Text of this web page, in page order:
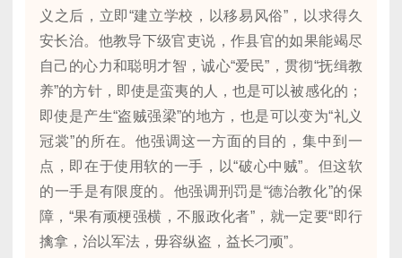
义之后，立即“建立学校，以移易风俗”，以求得久
安长治。他教导下级官吏说，作县官的如果能竭尽
自己的心力和聪明才智，诚心“爱民”，贯彻“抚缉教
养”的方针，即使是蛮夷的人，也是可以被感化的；
即使是产生“盗贼强梁”的地方，也是可以变为“礼义
冠裳”的所在。他强调这一方面的目的，集中到一
点，即在于使用软的一手，以“破心中贼”。但这软
的一手是有限度的。他强调刑罚是“德治教化”的保
障，“果有顽梗强横，不服政化者”，就一定要“即行
擒拿，治以军法，毋容纵盗，益长刁顽”。